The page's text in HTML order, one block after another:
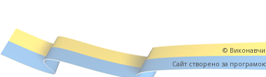
©
Cайт створено за